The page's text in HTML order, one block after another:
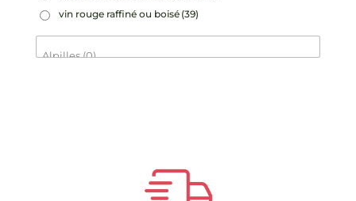
vin rouge raffiné ou boisé (39)